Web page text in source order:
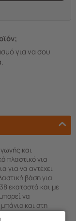
για να σου
και
πλαστικό για
για να αντέχει
βάση για
εκατοστά και με
να
και στη
κινητικές